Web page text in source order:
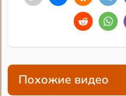
Похожие видео